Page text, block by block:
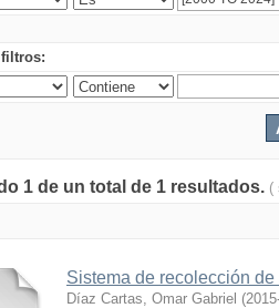
filtros:
1 de un total de 1 resultados. (
Sistema de recolección
Díaz Cartas, Omar Gabriel (